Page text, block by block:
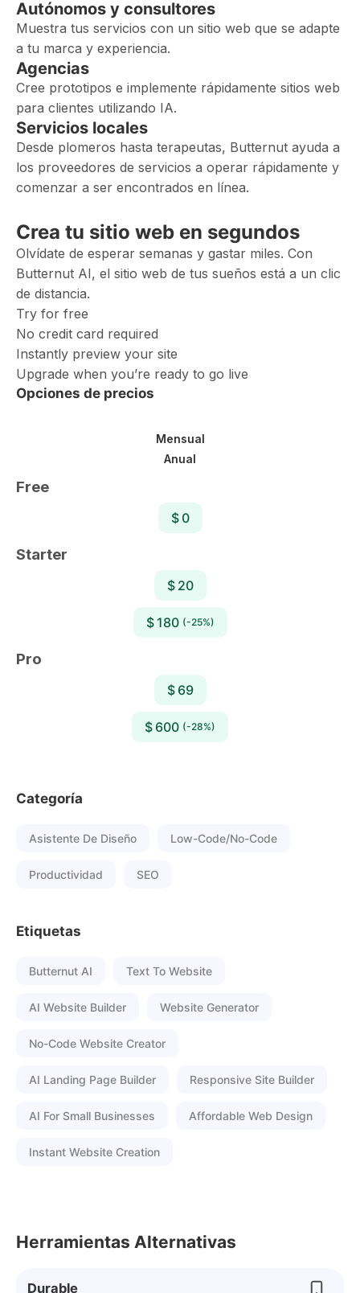
Autónomos y consultores
Muestra tus servicios con un sitio web que se adapte
a tu marca y experiencia.
Agencias
Cree prototipos e implemente rápidamente sitios web
para clientes utilizando IA.
Servicios locales
Desde plomeros hasta terapeutas, Butternut ayuda a
los proveedores de servicios a operar rápidamente y
comenzar a ser encontrados en línea.
Crea tu sitio web en segundos
Olvídate de esperar semanas y gastar miles. Con
Butternut AI, el sitio web de tus sueños está a un clic
de distancia.
Try for free
No credit card required
Instantly preview your site
Upgrade when you’re ready to go live
Opciones de precios
Mensual
Anual
Free
$ 0
Starter
$ 20
$ 180 (-25%)
Pro
$ 69
$ 600 (-28%)
Categoría
Asistente De Diseño Low-Code/No-Code
Productividad SEO
Etiquetas
Butternut AI Text To Website
AI Website Builder Website Generator
No-Code Website Creator
AI Landing Page Builder Responsive Site Builder
AI For Small Businesses Affordable Web Design
Instant Website Creation
Herramientas Alternativas
Durable